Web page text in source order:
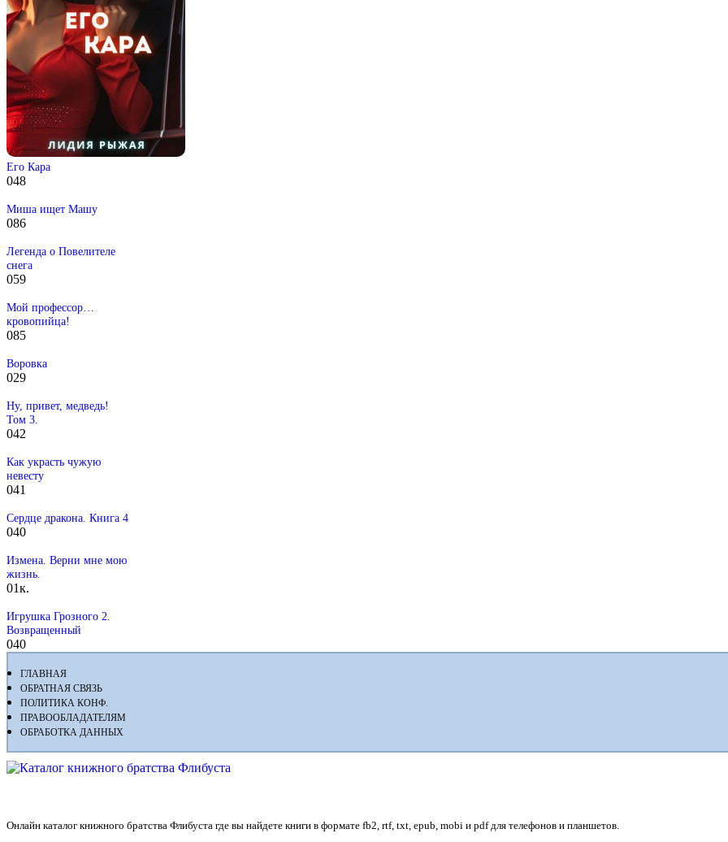
Его Кара
048
Миша ищет Машу
086
Легенда о Повелителе
снега
059
Мой профессор…
кровопийца!
085
Воровка
029
Ну, привет, медведь!
Том 3.
042
Как украсть чужую
невесту
041
Сердце дракона. Книга 4
040
Измена. Верни мне мою
жизнь.
01к.
Игрушка Грозного 2.
Возвращенный
040
ГЛАВНАЯ
ОБРАТНАЯ СВЯЗЬ
ПОЛИТИКА КОНФ.
ПРАВООБЛАДАТЕЛЯМ
ОБРАБОТКА ДАННЫХ
Онлайн каталог книжного братства Флибуста где вы найдете книги в формате fb2, rtf, txt, epub, mobi и pdf для телефонов и планшетов.